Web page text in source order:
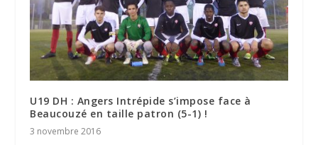
U19 DH : Angers Intrépide s’impose face à
Beaucouzé en taille patron (5-1) !
3 novembre 2016